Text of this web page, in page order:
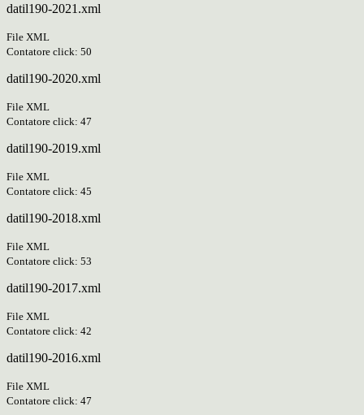
datil190-2021.xml
File XML
Contatore click: 50
datil190-2020.xml
File XML
Contatore click: 47
datil190-2019.xml
File XML
Contatore click: 45
datil190-2018.xml
File XML
Contatore click: 53
datil190-2017.xml
File XML
Contatore click: 42
datil190-2016.xml
File XML
Contatore click: 47